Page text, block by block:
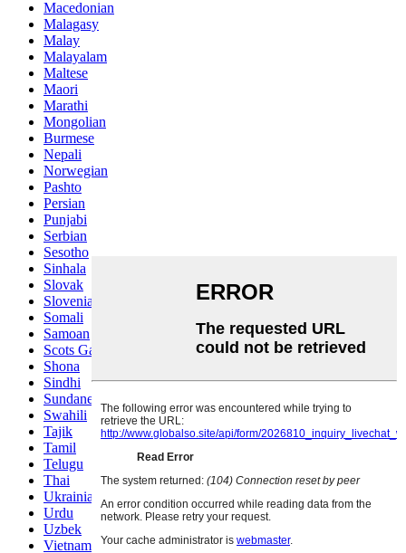
Macedonian
Malagasy
Malay
Malayalam
Maltese
Maori
Marathi
Mongolian
Burmese
Nepali
Norwegian
Pashto
Persian
Punjabi
Serbian
Sesotho
Sinhala
Slovak
Slovenian
Somali
Samoan
Scots Gaelic
Shona
Sindhi
Sundanese
Swahili
Tajik
Tamil
Telugu
Thai
Ukrainian
Urdu
Uzbek
Vietnamese